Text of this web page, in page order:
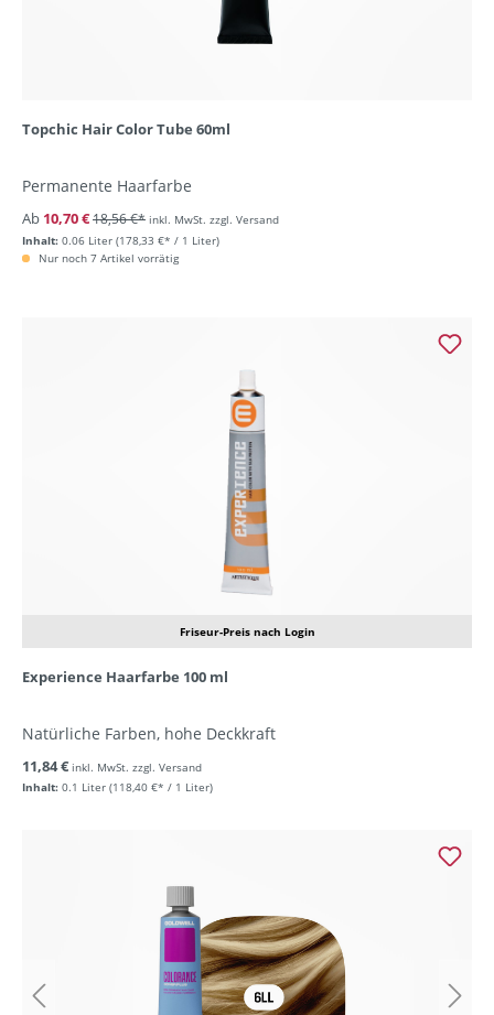
Topchic Hair Color Tube 60ml
Permanente Haarfarbe
Inhalt: 0.06 Liter (178,33 €* / 1 Liter)
Ab 10,70 €18,56 €* inkl. MwSt. zzgl. Versand
Nur noch 7 Artikel vorrätig
Friseur-Preis nach Login
Experience Haarfarbe 100 ml
Natürliche Farben, hohe Deckkraft
Inhalt: 0.1 Liter (118,40 €* / 1 Liter)
11,84 € inkl. MwSt. zzgl. Versand